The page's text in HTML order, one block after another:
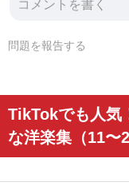
問題を報告する
TikTokでも人気
な洋楽集（11〜